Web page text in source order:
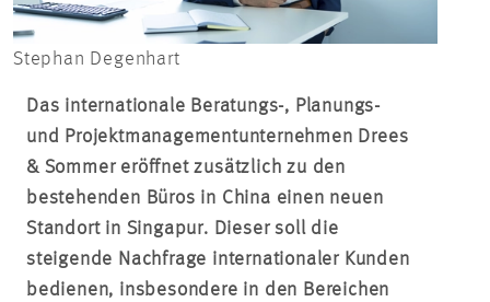
Stephan Degenhart
Das internationale Beratungs-, Planungs-
und Projektmanagementunternehmen Drees
& Sommer eröffnet zusätzlich zu den
bestehenden Büros in China einen neuen
Standort in Singapur. Dieser soll die
steigende Nachfrage internationaler Kunden
bedienen, insbesondere in den Bereichen